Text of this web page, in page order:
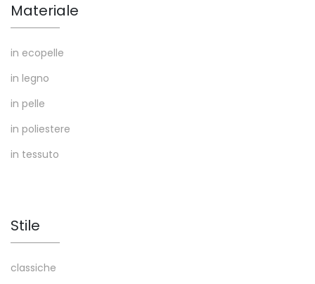
Materiale
in ecopelle
in legno
in pelle
in poliestere
in tessuto
Stile
classiche